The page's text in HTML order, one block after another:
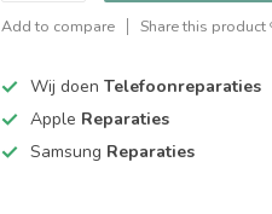
Add to compare Share this product
Wij doenTelefoonreparaties
Apple Reparaties
Samsung Reparaties